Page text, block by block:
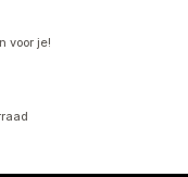
voor je!